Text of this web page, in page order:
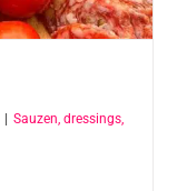
Sauzen, dressings,